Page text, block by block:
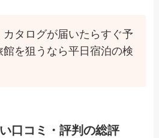
カタログが届いたらすぐ予
館を狙うなら平日宿泊の検
口コミ・評判の総評